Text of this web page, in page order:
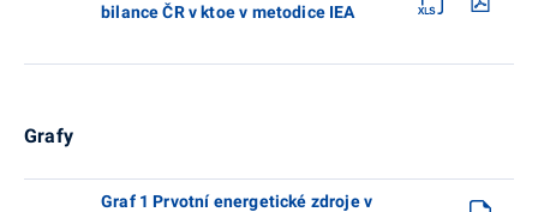
bilance ČR v ktoe v metodice IEA
Grafy
Graf 1 Prvotní energetické zdroje v